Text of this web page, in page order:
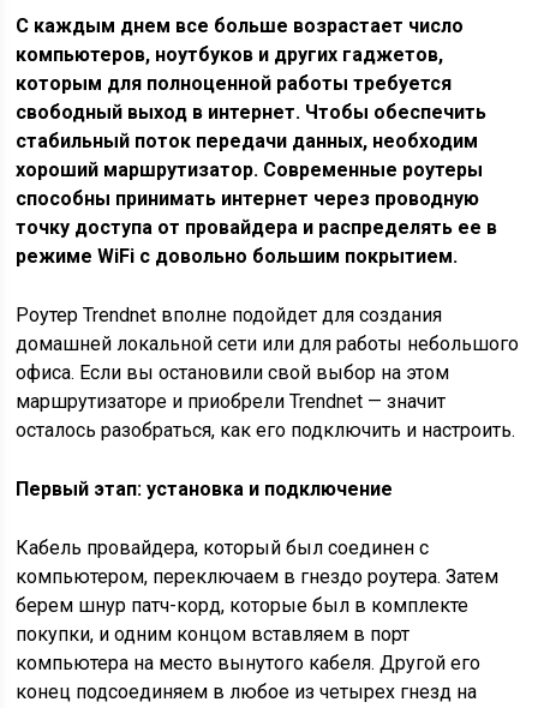
С каждым днем все больше возрастает число
компьютеров, ноутбуков и других гаджетов,
которым для полноценной работы требуется
свободный выход в интернет. Чтобы обеспечить
стабильный поток передачи данных, необходим
хороший маршрутизатор. Современные роутеры
способны принимать интернет через проводную
точку доступа от провайдера и распределять ее в
режиме WiFi с довольно большим покрытием.
Роутер Trendnet вполне подойдет для создания
домашней локальной сети или для работы небольшого
офиса. Если вы остановили свой выбор на этом
маршрутизаторе и приобрели Trendnet — значит
осталось разобраться, как его подключить и настроить.
Первый этап: установка и подключение
Кабель провайдера, который был соединен с
компьютером, переключаем в гнездо роутера. Затем
берем шнур патч-корд, которые был в комплекте
покупки, и одним концом вставляем в порт
компьютера на место вынутого кабеля. Другой его
конец подсоединяем в любое из четырех гнезд на